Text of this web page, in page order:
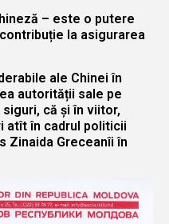
– este o putere
la asigurarea
ale Chinei în
autorității sale pe
că și în viitor,
atît în cadrul politicii
Zinaida Greceanîi în